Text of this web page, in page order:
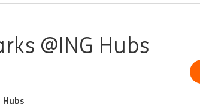
@ING Hubs
Hubs